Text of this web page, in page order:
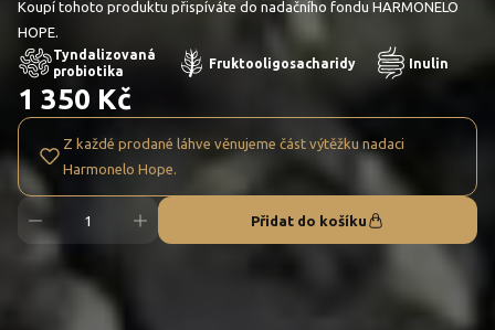
Koupí tohoto produktu přispíváte do nadačního fondu HARMONELO
HOPE.
Tyndalizovaná
probiotika
Fruktooligosacharidy Inulin
1 350 Kč
Z každé prodané láhve věnujeme část výtěžku nadaci
Harmonelo Hope.
Přidat do košíku